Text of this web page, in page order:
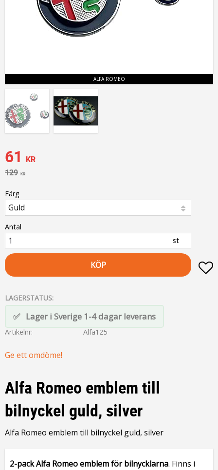
ALFA ROMEO
Nedsatt pris:
61 KR
Ordinarie pris:
129 KR
Färg
Antal
st
KÖP
LAGERSTATUS
Lager i Sverige 1-4 dagar leverans
Artikelnr Alfa125
Ge ett omdöme!
Alfa Romeo emblem till
bilnyckel guld, silver
Alfa Romeo emblem till bilnyckel guld, silver
2-pack Alfa Romeo emblem för bilnycklarna. Finns i